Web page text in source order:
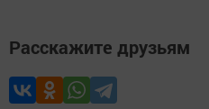
Расскажите друзьям